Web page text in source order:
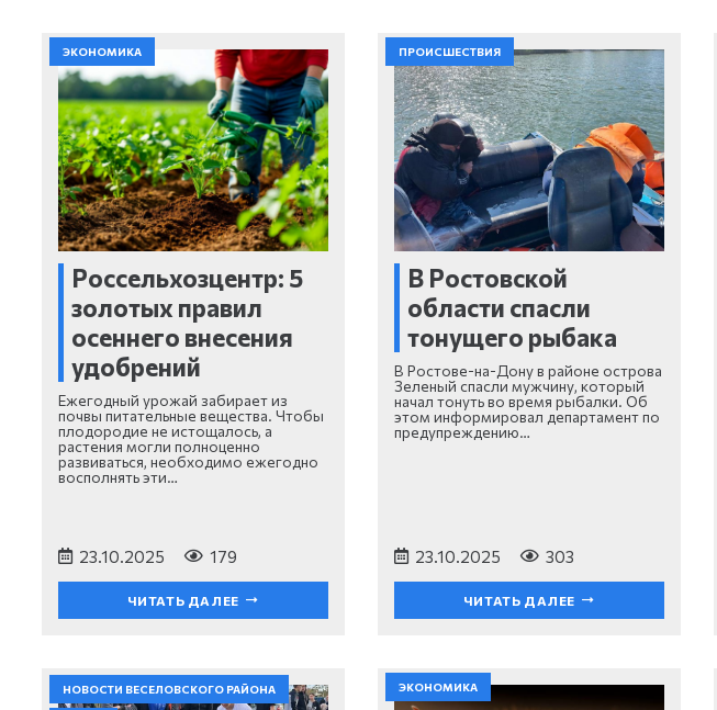
ЭКОНОМИКА
Россельхозцентр: 5
золотых правил
осеннего внесения
удобрений
Ежегодный урожай забирает из
почвы питательные вещества. Чтобы
плодородие не истощалось, а
растения могли полноценно
развиваться, необходимо ежегодно
восполнять эти…
23.10.2025 179
ЧИТАТЬ ДАЛЕЕ
ПРОИСШЕСТВИЯ
В Ростовской
области спасли
тонущего рыбака
В Ростове-на-Дону в районе острова
Зеленый спасли мужчину, который
начал тонуть во время рыбалки. Об
этом информировал департамент по
предупреждению…
23.10.2025 303
ЧИТАТЬ ДАЛЕЕ
НОВОСТИ ВЕСЕЛОВСКОГО РАЙОНА ЭКОНОМИКА